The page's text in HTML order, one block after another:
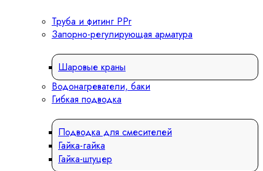
Труба и фитинг PPr
Запорно-регулирующая арматура
Шаровые краны
Водонагреватели, баки
Гибкая подводка
Подводка для смесителей
Гайка-гайка
Гайка-штуцер